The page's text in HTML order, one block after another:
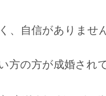
、自信がありませ
方の方が成婚され